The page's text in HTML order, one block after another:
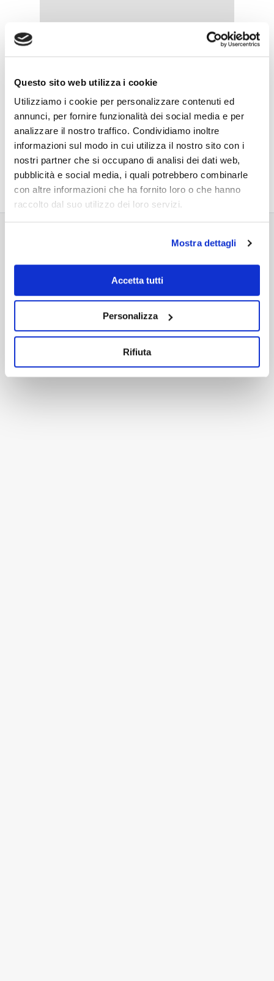
Questo sito web utilizza i cookie
Utilizziamo i cookie per personalizzare contenuti ed
annunci, per fornire funzionalità dei social media e per
analizzare il nostro traffico. Condividiamo inoltre
informazioni sul modo in cui utilizza il nostro sito con i
nostri partner che si occupano di analisi dei dati web,
pubblicità e social media, i quali potrebbero combinarle
con altre informazioni che ha fornito loro o che hanno
raccolto dal suo utilizzo dei loro servizi.
Mostra dettagli
Accetta tutti
Personalizza
Rifiuta